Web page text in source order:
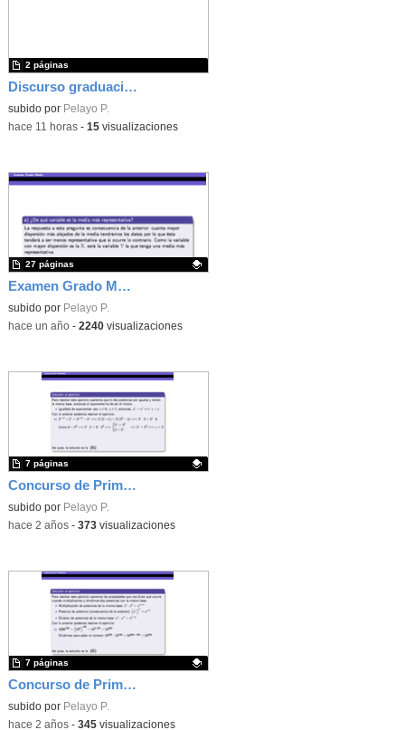
Discurso graduación 4º ESO - Curso 25/26
subido por Pelayo P.
2 páginas
-hace 11 horas- 15visualizaciones
Examen Grado Medio - Matemáticas - 2024 - CAM
Contenido educativo.
subido por Pelayo P.
27 páginas
-hace un año- 2240visualizaciones
Concurso de Primavera - 2010 - Fase 1 - Nivel 4 - Ejercicio 12
Contenido educativo.
subido por Pelayo P.
7 páginas
-hace 2 años- 373visualizaciones
Concurso de Primavera - 2011 - Fase 2 - Nivel 2 - Ejercicio 11
Contenido educativo.
subido por Pelayo P.
7 páginas
-hace 2 años- 345visualizaciones